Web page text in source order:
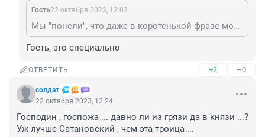
Гость22 октября 2023, 13:03
Мы "понели", что даже в коротенькой фразе можно допустить минимум четыре грамматические ошибки. Это успех!
Гость, это специально
ОТВЕТИТЬ +2 –0
солдат
22 октября 2023, 12:24
Господин , госпожа ... давно ли из грязи да в князи ...?
Уж лучше Сатановский , чем эта троица ...